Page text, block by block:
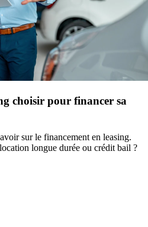
choisir pour financer sa
sur le financement en leasing.
longue durée ou crédit bail ?